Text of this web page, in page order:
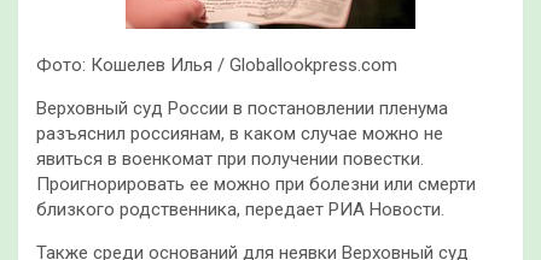
Фото: Кошелев Илья / Globallookpress.com
Верховный суд России в постановлении пленума
разъяснил россиянам, в каком случае можно не
явиться в военкомат при получении повестки.
Проигнорировать ее можно при болезни или смерти
близкого родственника, передает РИА Новости.
Также среди оснований для неявки Верховный суд